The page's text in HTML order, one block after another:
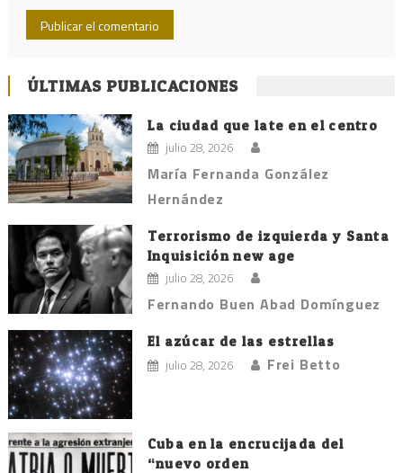
ÚLTIMAS PUBLICACIONES
La ciudad que late en el centro
julio 28, 2026
María Fernanda González
Hernández
Terrorismo de izquierda y Santa
Inquisición new age
julio 28, 2026
Fernando Buen Abad Domínguez
El azúcar de las estrellas
julio 28, 2026 Frei Betto
Cuba en la encrucijada del
“nuevo orden